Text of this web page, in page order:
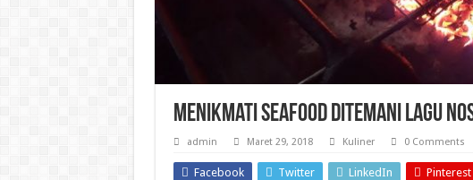
Menikmati Seafood Ditemani Lagu
admin Maret 29, 2018 Kuliner 0 Comments
Facebook Twitter LinkedIn Pinterest